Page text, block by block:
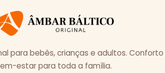
para bebês, crianças e adultos.
estar para toda a família.